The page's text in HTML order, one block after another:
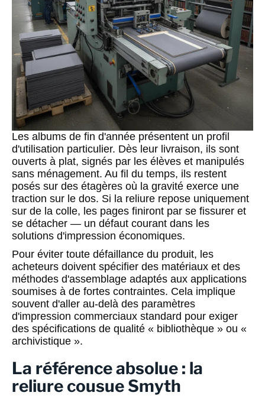
Les albums de fin d'année présentent un profil
d'utilisation particulier. Dès leur livraison, ils sont
ouverts à plat, signés par les élèves et manipulés
sans ménagement. Au fil du temps, ils restent
posés sur des étagères où la gravité exerce une
traction sur le dos. Si la reliure repose uniquement
sur de la colle, les pages finiront par se fissurer et
se détacher — un défaut courant dans les
solutions d'impression économiques.
Pour éviter toute défaillance du produit, les
acheteurs doivent spécifier des matériaux et des
méthodes d'assemblage adaptés aux applications
soumises à de fortes contraintes. Cela implique
souvent d'aller au-delà des paramètres
d'impression commerciaux standard pour exiger
des spécifications de qualité « bibliothèque » ou «
archivistique ».
La référence absolue : la
reliure cousue Smyth